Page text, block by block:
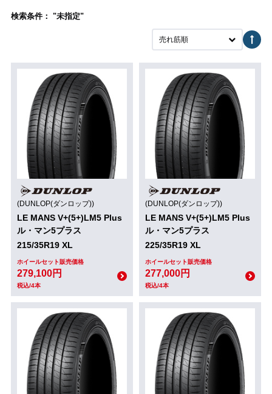
検索条件： "未指定"
売れ筋順
(DUNLOP(ダンロップ))
LE MANS V+(5+)LM5 Plus
ル・マン5プラス
215/35R19 XL
ホイールセット販売価格
279,100円
税込/4本
(DUNLOP(ダンロップ))
LE MANS V+(5+)LM5 Plus
ル・マン5プラス
225/35R19 XL
ホイールセット販売価格
277,000円
税込/4本